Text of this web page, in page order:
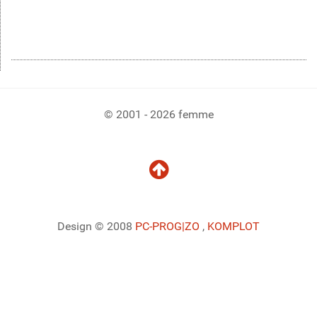
© 2001 - 2026 femme
Design © 2008 PC-PROG|ZO , KOMPLOT